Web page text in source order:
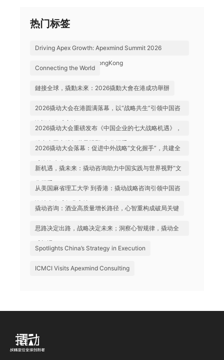
热门标签
Driving Apex Growth: Apexmind Summit 2026
Successfully Held in HongKong
Connecting the World
鏈接全球，撬動未來：2026撬動大會在港成功舉辦
2026撬动大会在港圆满落幕，以“战略共生”引领中国咨
询迈向全球高地
2026撬动大会重磅发布《中国企业的七大战略机遇》，
助力中国实践与世界视野“文化握手”
2026撬动大会落幕：促进中外战略“文化握手”，共建全
球咨询生态
新机遇，撬未来：撬动咨询助力中国实践与世界视野“文
化握手”
从美国麻省理工大学 到香港：撬动战略咨询引领中国咨
询站上全球行业高地
撬动咨询：酒业高质量增长路径，心智重构成破局关键
思路决定出路，战略决定未来；洞察心智规律，撬动全
球机遇
Spotlights China’s Strategy in Execution
ICMCI Visits Apexmind Consulting